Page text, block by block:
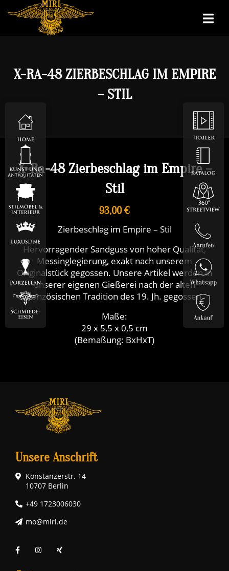
X-RA-48 ZIERBESCHLAG IM EMPIRE
– STIL
X-Ra-48 Zierbeschlag im Empire –
Stil
93,00 €
Zierbeschlag im Empire – Stil
Hervorragender Sandguss von hoher Qualität,
Messinglegierung, exakt nach unserem
Originalstück gegossen. Unsere Artikel werden in
unserer eigenen Gießerei nach der alten
französischen Tradition des 19. Jh. gegossen.
Maße:
29 x 5,5 x 0,5 cm
(Bemaßung: BxHxT)
Unsere Anschrift
Konstanzerstr. 14
10707 Berlin
+49 1723006030
mo@miri.de